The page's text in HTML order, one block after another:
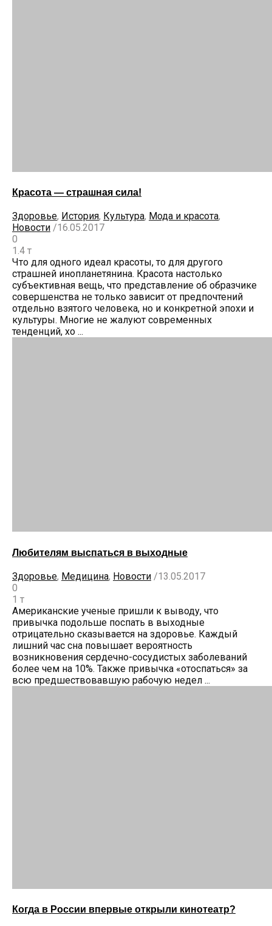
Красота — страшная сила!
Здоровье, История, Культура, Мода и красота,
Новости /16.05.2017
0
1.4 т
Что для одного идеал красоты, то для другого
страшней инопланетянина. Красота настолько
субъективная вещь, что представление об образчике
совершенства не только зависит от предпочтений
отдельно взятого человека, но и конкретной эпохи и
культуры. Многие не жалуют современных
тенденций, хо ...
Любителям выспаться в выходные
Здоровье, Медицина, Новости /13.05.2017
0
1 т
Американские ученые пришли к выводу, что
привычка подольше поспать в выходные
отрицательно сказывается на здоровье. Каждый
лишний час сна повышает вероятность
возникновения сердечно-сосудистых заболеваний
более чем на 10%. Также привычка «отоспаться» за
всю предшествовавшую рабочую недел ...
Когда в России впервые открыли кинотеатр?